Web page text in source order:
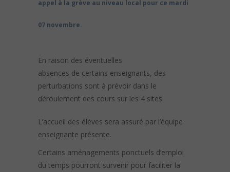
appel à la grève au niveau local pour ce mardi
07 novembre.
En raison des éventuelles
absences de certains enseignants, des
perturbations sont à prévoir dans le
déroulement des cours sur les 4 sites.
L’accueil des élèves sera assuré par l’équipe
enseignante présente.
Certains aménagements ponctuels d’emploi
du temps pourront survenir pour faciliter la